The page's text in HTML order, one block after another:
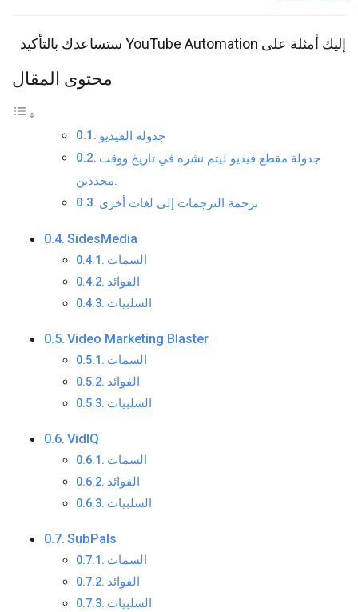
إليك أمثلة على YouTube Automation ستساعدك بالتأكيد
محتوى المقال
جدولة الفيديو
جدولة مقطع فيديو ليتم نشره في تاريخ ووقت
محددين.
ترجمة الترجمات إلى لغات أخرى
SidesMedia
السمات
الفوائد
السلبيات
Video Marketing Blaster
السمات
الفوائد
السلبيات
VidIQ
السمات
الفوائد
السلبيات
SubPals
السمات
الفوائد
السلبيات